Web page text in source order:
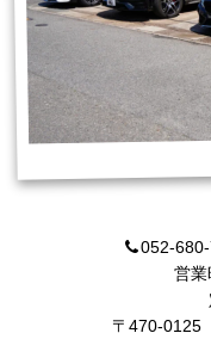
052-
営
〒470-0125